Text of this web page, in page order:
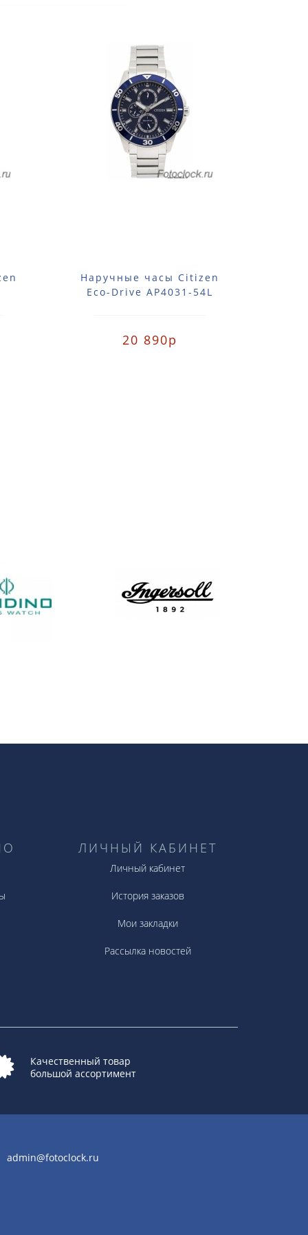
Наручные часы Citizen
Eco-Drive AP4031-54L
20 890р
ЛИЧНЫЙ КАБИНЕТ
Личный кабинет
История заказов
Мои закладки
Рассылка новостей
Качественный товар
большой ассортимент
admin@fotoclock.ru